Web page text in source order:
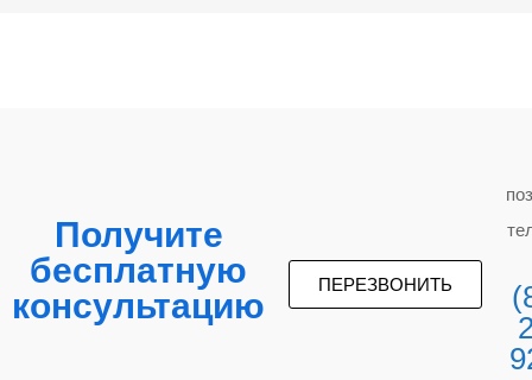
Получите
бесплатную
консультацию
ПЕРЕЗВОНИТЬ